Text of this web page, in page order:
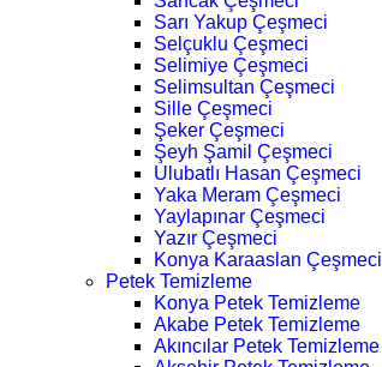
Sarı Yakup Çeşmeci
Selçuklu Çeşmeci
Selimiye Çeşmeci
Selimsultan Çeşmeci
Sille Çeşmeci
Şeker Çeşmeci
Şeyh Şamil Çeşmeci
Ulubatlı Hasan Çeşmeci
Yaka Meram Çeşmeci
Yaylapınar Çeşmeci
Yazır Çeşmeci
Konya Karaaslan Çeşmeci
Petek Temizleme
Konya Petek Temizleme
Akabe Petek Temizleme
Akıncılar Petek Temizleme